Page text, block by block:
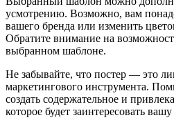
усмотрению. Возможно, вам
вашего бренда или изменить
Обратите внимание на
выбранном шаблоне.
Не забывайте, что постер — это
маркетингового инструмента.
создать содержательное и
которое будет заинтересовать